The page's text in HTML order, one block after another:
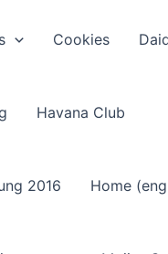
Cookies
Havana Club
2016 Home